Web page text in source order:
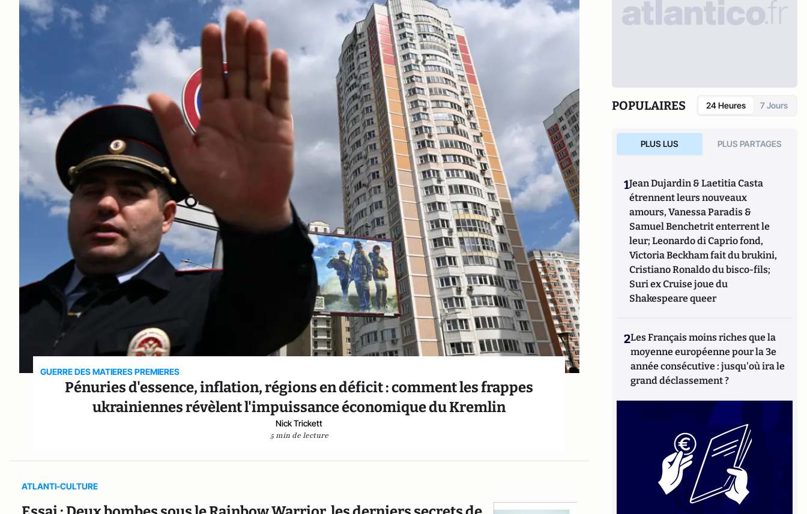
GUERRE DES MATIERES PREMIERES
Pénuries d'essence, inflation, régions en déficit : comment les frappes
ukrainiennes révèlent l'impuissance économique du Kremlin
Nick Trickett
5 min de lecture
ATLANTI-CULTURE
POPULAIRES 24 Heures 7 Jours
PLUS LUS PLUS PARTAGES
1Jean Dujardin & Laetitia Casta
étrennent leurs nouveaux
amours, Vanessa Paradis &
Samuel Benchetrit enterrent le
leur; Leonardo di Caprio fond,
Victoria Beckham fait du brukini,
Cristiano Ronaldo du bisco-fils;
Suri ex Cruise joue du
Shakespeare queer
2Les Français moins riches que la
moyenne européenne pour la 3e
année consécutive : jusqu'où ira le
grand déclassement ?